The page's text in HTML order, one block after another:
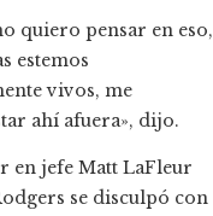
quiero pensar en eso,
estemos
vivos, me
ahí afuera», dijo.
en jefe Matt LaFleur
se disculpó con